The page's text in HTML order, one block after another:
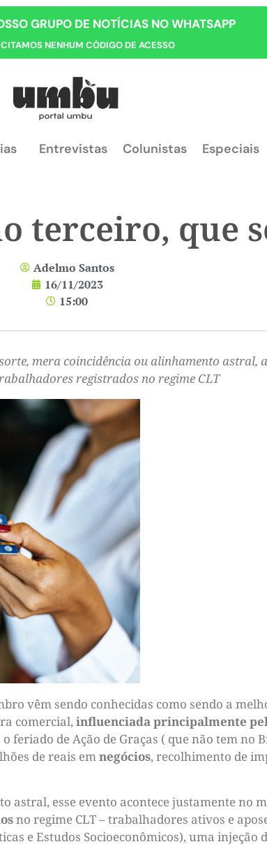
GRUPO DE NOTÍCIAS NO WHATSAPP
NENHUM CÓDIGO DE ACESSO
Entrevistas Colunistas Especiais
terceiro, que
Adelmo Santos
16/11/2023
15:00
mera coincidência ou alinhamento astral,
registrados no regime CLT
vêm sendo conhecidas como sendo a
comercial,influenciada principalmente
feriado de Ação de Graças ( que não tem no
de reais emnegócios, recolhimento de
astral, esse evento acontece justamente no
no regime CLT – trabalhadores ativos e
e Estudos Socioeconômicos), uma injeção